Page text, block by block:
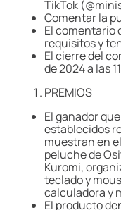
TikTok
Comentar la
El comentario
requisitos y
El cierre del
de 2024 a las
PREMIOS
El ganador
establecidos
muestran en
peluche de
Kuromi,
teclado y
calculadora y
El producto